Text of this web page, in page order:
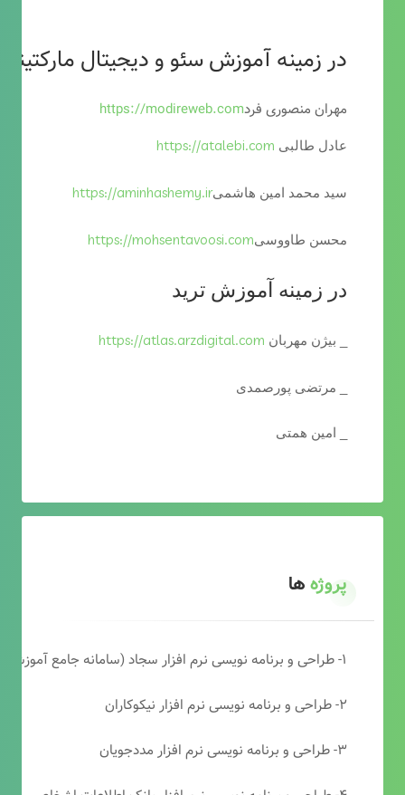
در زمینه آموزش سئو و دیجیتال
مهران منصوری فردhttps://modireweb.com
عادل طالبی https://atalebi.com
سید محمد امین هاشمیhttps://aminhashemy.ir
محسن طاووسیhttps://mohsentavoosi.com
در زمینه آموزش ترید
_ بیژن مهربان https://atlas.arzdigital.com
_ مرتضی پورصمدی
_ امین همتی
پروژهها
۱- طراحی و برنامه نویسی نرم افزار سجاد (سامانه جامع آموزشی دارالقرآن)
۲- طراحی و برنامه نویسی نرم افزار نیکوکاران
۳- طراحی و برنامه نویسی نرم افزار مددجویان